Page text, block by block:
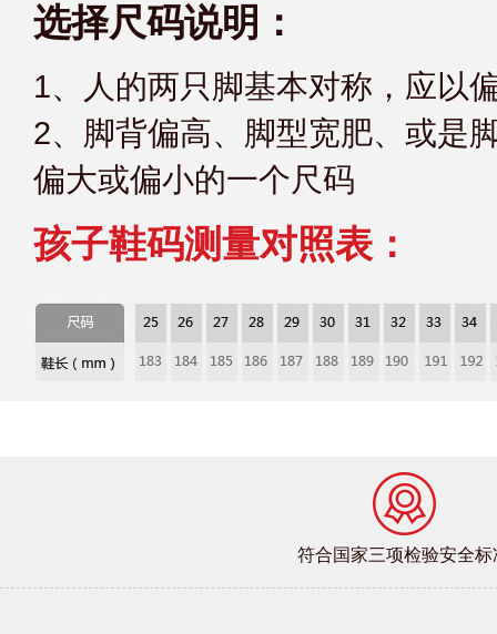
选择尺码说明：
1、人的两只脚基本对称，应以
2、脚背偏高、脚型宽肥、或是
偏大或偏小的一个尺码
孩子鞋码测量对照表：
符合国家三项检验安全标